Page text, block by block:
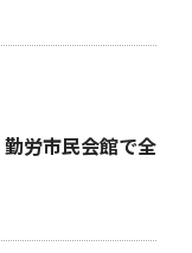
労市民会館で全